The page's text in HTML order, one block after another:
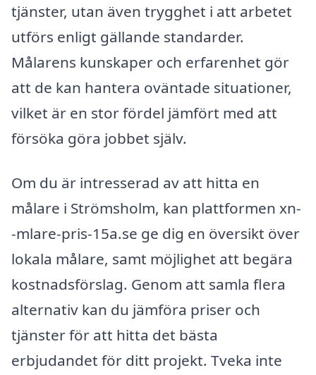
tjänster, utan även trygghet i att arbetet
utförs enligt gällande standarder.
Målarens kunskaper och erfarenhet gör
att de kan hantera oväntade situationer,
vilket är en stor fördel jämfört med att
försöka göra jobbet själv.
Om du är intresserad av att hitta en
målare i Strömsholm, kan plattformen xn-
-mlare-pris-15a.se ge dig en översikt över
lokala målare, samt möjlighet att begära
kostnadsförslag. Genom att samla flera
alternativ kan du jämföra priser och
tjänster för att hitta det bästa
erbjudandet för ditt projekt. Tveka inte